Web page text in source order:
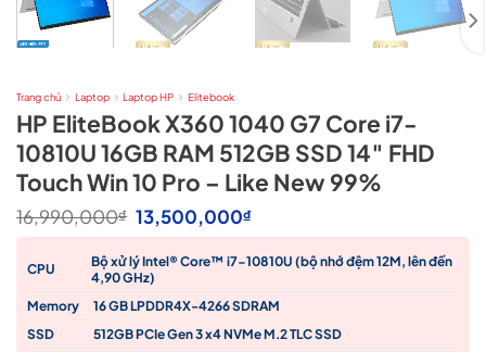
Trang chủ Laptop Laptop HP Elitebook
HP EliteBook X360 1040 G7 Core i7-
10810U 16GB RAM 512GB SSD 14″ FHD
Touch Win 10 Pro – Like New 99%
16,990,000₫ Giá
gốc
là:
16,990,000₫.
13,500,000₫Giá
là:
CPU
Bộ xử lý Intel® Core™ i7-10810U (bộ nhớ đệm 12M, lên đến
4,90 GHz)
Memory
16 GB LPDDR4X-4266 SDRAM
SSD
512GB PCIe Gen 3 x4 NVMe M.2 TLC SSD